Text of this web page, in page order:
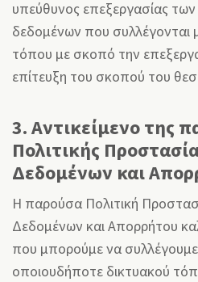
υπεύθυνος επεξεργασίας
δεδομένων που συλλέγονται
τόπου με σκοπό την
επίτευξη του σκοπού του
3. Αντικείμενο της
Πολιτικής
Δεδομένων και
Η παρούσα Πολιτική
Δεδομένων και Απορρήτου
που μπορούμε να
οποιουδήποτε δικτυακού